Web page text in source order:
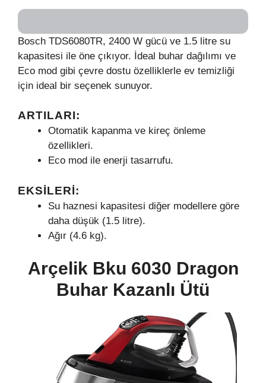
Bosch TDS6080TR, 2400 W gücü ve 1.5 litre su
kapasitesi ile öne çıkıyor. İdeal buhar dağılımı ve
Eco mod gibi çevre dostu özelliklerle ev temizliği
için ideal bir seçenek sunuyor.
ARTILARI:
Otomatik kapanma ve kireç önleme
özellikleri.
Eco mod ile enerji tasarrufu.
EKSILERI:
Su haznesi kapasitesi diğer modellere göre
daha düşük (1.5 litre).
Ağır (4.6 kg).
Arçelik Bku 6030 Dragon
Buhar Kazanlı Ütü